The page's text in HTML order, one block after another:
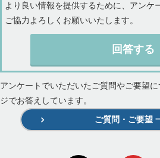
より良い情報を提供するために、アンケ
ご協力よろしくお願いいたします。
回答する
アンケートでいただいたご質問やご要望
ジでお答えしています。
ご質問・ご要望